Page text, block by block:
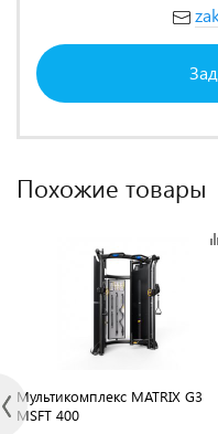
Похожие товары
Мультикомплекс MATRIX G3
MSFT 400